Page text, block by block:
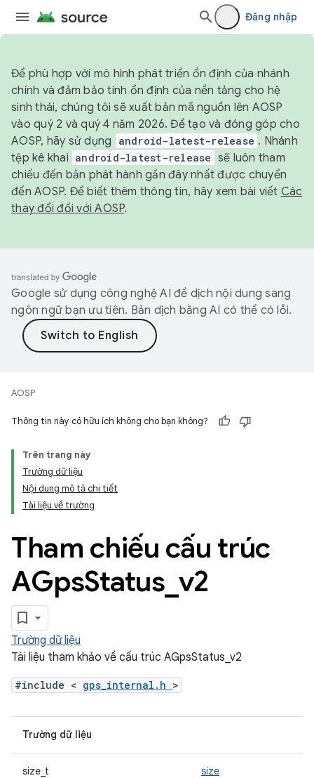
Đăng nhập
Để phù hợp với mô hình phát triển ổn định của nhánh
chính và đảm bảo tính ổn định của nền tảng cho hệ
sinh thái, chúng tôi sẽ xuất bản mã nguồn lên AOSP
vào quý 2 và quý 4 năm 2026. Để tạo và đóng góp cho
AOSP, hãy sử dụng
android-latest-release . Nhánh
tệp kê khai android-latest-release sẽ luôn tham
chiếu đến bản phát hành gần đây nhất được chuyển
đến AOSP. Để biết thêm thông tin, hãy xem bài viết Các
thay đổi đối với AOSP.
Google sử dụng công nghệ AI để dịch nội dung sang
ngôn ngữ bạn ưu tiên. Bản dịch bằng AI có thể có lỗi.
AOSP
Thông tin này có hữu ích không cho bạn không?
Trên trang này
Trường dữ liệu
Nội dung mô tả chi tiết
Tài liệu về trường
Tham chiếu cấu trúc
AGpsStatus v2
Trường dữ liệu
Tài liệu tham khảo về cấu trúc AGpsStatus_v2
#include < gps_internal.h >
Trường dữ liệu
size_t size